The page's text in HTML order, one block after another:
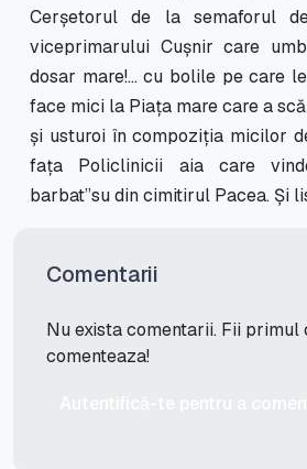
Cerșetorul de la semaforul
viceprimarului Cușnir care
dosar mare!... cu bolile pe care
face mici la Piața mare care a
și usturoi în compoziția micilor
fața Policlinicii aia care
barbat”su din cimitirul Pacea. Și
Comentarii
Nu exista comentarii. Fii primul
comenteaza!